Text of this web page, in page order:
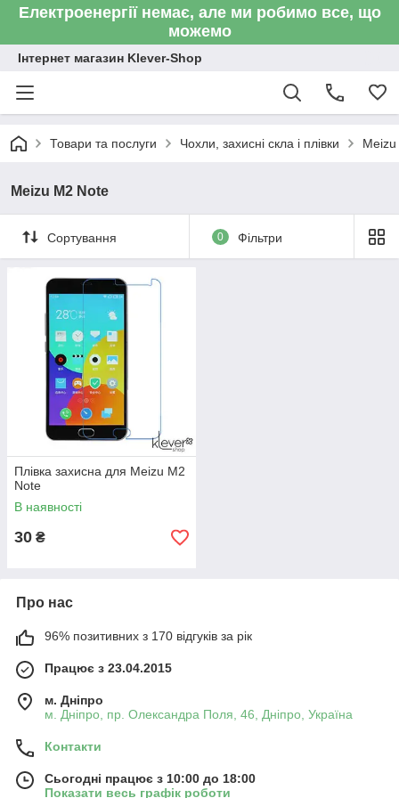
Електроенергії немає, але ми робимо все, що
можемо
Інтернет магазин Klever-Shop
Товари та послуги Чохли, захисні скла і плівки Meizu
Meizu M2 Note
Сортування 0 Фільтри
Плівка захисна для Meizu M2
Note
В наявності
30 ₴
Про нас
96% позитивних з 170 відгуків за рік
Працює з 23.04.2015
м. Дніпро
м. Дніпро, пр. Олександра Поля, 46, Дніпро, Україна
Контакти
Сьогодні працює з 10:00 до 18:00
Показати весь графік роботи